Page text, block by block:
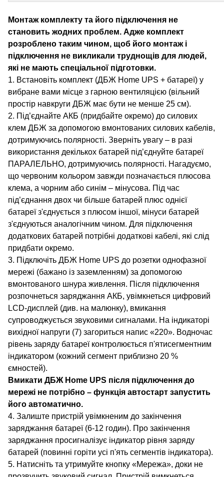
Монтаж комплекту та його підключення не
становить жодних проблем. Адже комплект
розроблено таким чином, щоб його монтаж і
підключення не викликали труднощів для людей,
які не мають спеціальної підготовки.
1. Встановіть комплект (ДБЖ Home UPS + батареї) у
вибране вами місце з гарною вентиляцією (вільний
простір навкруги ДБЖ має бути не менше 25 см).
2. Під’єднайте АКБ (придбайте окремо) до силових
клем ДБЖ за допомогою вмонтованих силових кабелів,
дотримуючись полярності. Зверніть увагу – в разі
використання декількох батарей під’єднуйте батареї
ПАРАЛЕЛЬНО, дотримуючись полярності. Нагадуємо,
що червоним кольором завжди позначається плюсова
клема, а чорним або синім – мінусова. Під час
під’єднання двох чи більше батарей плюс однієї
батареї з'єднується з плюсом іншої, мінуси батарей
з'єднуються аналогічним чином. Для підключення
додаткових батарей потрібні додаткові кабелі, які слід
придбати окремо.
3. Підключіть ДБЖ Home UPS до розетки однофазної
мережі (бажано із заземленням) за допомогою
вмонтованого шнура живлення. Після підключення
розпочнеться заряджання АКБ, увімкнеться цифровий
LCD-дисплей (див. на малюнку), вмикання
супроводжується звуковими сигналами. На індикаторі
вихідної напруги (7) загориться напис «220». Водночас
рівень заряду батареї контролюється п'ятисегментним
індикатором (кожний сегмент приблизно 20 %
ємностей).
Вмикати ДБЖ Home UPS після підключення до
мережі не потрібно – функція автостарт запустить
його автоматично.
4. Залиште пристрій увімкненим до закінчення
заряджання батареї (6-12 годин). Про закінчення
заряджання просигналізує індикатор рівня заряду
батарей (повинні горіти усі п'ять сегментів індикатора).
5. Натисніть та утримуйте кнопку «Мережа», доки не